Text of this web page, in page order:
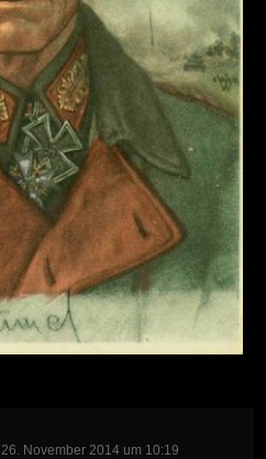
26. November 2014 um 10:19